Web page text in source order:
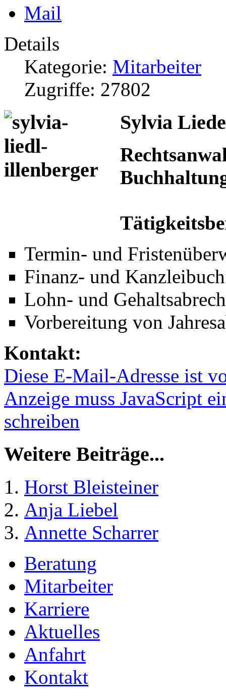
Details
Kategorie: Mitarbeiter
Zugriffe: 27802
Sylvia
Termin- und
Finanz- und
Lohn- und
Vorbereitung von
Kontakt:
Diese E-Mail-Adresse ist
Anzeige muss JavaScript
schreiben
Weitere Beiträge...
Horst Bleisteiner
Anja Liebel
Annette Scharrer
Beratung
Mitarbeiter
Karriere
Aktuelles
Anfahrt
Kontakt